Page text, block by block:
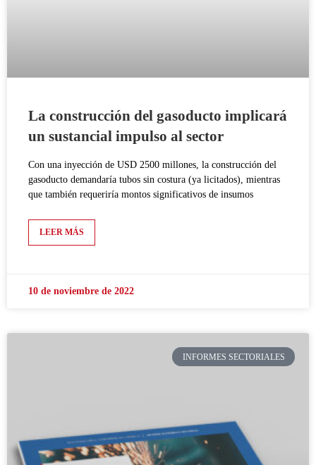
La construcción del gasoducto implicará
un sustancial impulso al sector
Con una inyección de USD 2500 millones, la construcción del
gasoducto demandaría tubos sin costura (ya licitados), mientras
que también requeriría montos significativos de insumos
LEER MÁS
10 de noviembre de 2022
INFORMES SECTORIALES